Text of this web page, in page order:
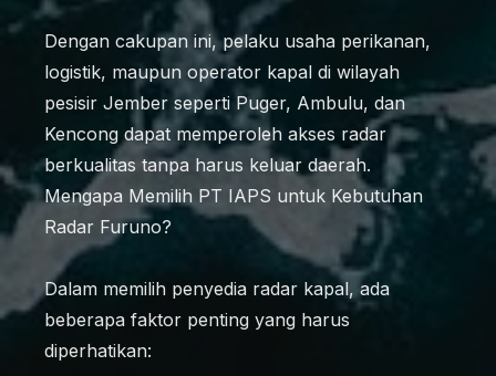
Dengan cakupan ini, pelaku usaha perikanan,
logistik, maupun operator kapal di wilayah
pesisir Jember seperti Puger, Ambulu, dan
Kencong dapat memperoleh akses radar
berkualitas tanpa harus keluar daerah.
Mengapa Memilih PT IAPS untuk Kebutuhan
Radar Furuno?
Dalam memilih penyedia radar kapal, ada
beberapa faktor penting yang harus
diperhatikan: